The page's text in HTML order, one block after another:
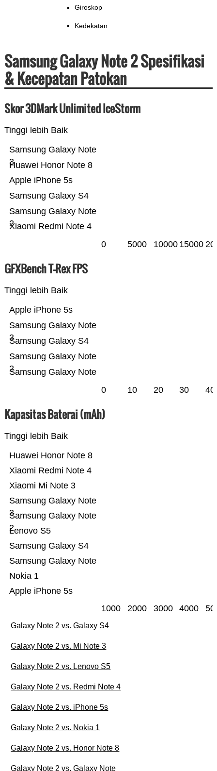
Giroskop
Kedekatan
Samsung Galaxy Note 2 Spesifikasi
& Kecepatan Patokan
Skor 3DMark Unlimited IceStorm
Tinggi lebih Baik
Xiaomi Redmi Note 4
Samsung Galaxy Note
2
Samsung Galaxy S4
Apple iPhone 5s
Huawei Honor Note 8
Samsung Galaxy Note
3
0 5000 10000 15000
GFXBench T-Rex FPS
Tinggi lebih Baik
Samsung Galaxy Note
Samsung Galaxy Note
2
Samsung Galaxy S4
Samsung Galaxy Note
3
Apple iPhone 5s
0 10 20 30 40
Kapasitas Baterai (mAh)
Tinggi lebih Baik
Apple iPhone 5s
Nokia 1
Samsung Galaxy Note
Samsung Galaxy S4
Lenovo S5
Samsung Galaxy Note
2
Samsung Galaxy Note
3
Xiaomi Mi Note 3
Xiaomi Redmi Note 4
Huawei Honor Note 8
1000 2000 3000 4000
Galaxy Note 2 vs. Galaxy S4
Galaxy Note 2 vs. Mi Note 3
Galaxy Note 2 vs. Lenovo S5
Galaxy Note 2 vs. Redmi Note 4
Galaxy Note 2 vs. iPhone 5s
Galaxy Note 2 vs. Nokia 1
Galaxy Note 2 vs. Honor Note 8
Galaxy Note 2 vs. Galaxy Note